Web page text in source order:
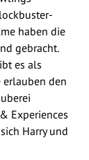
haben die
gebracht.
es als
erlauben den
Experiences
Harry und